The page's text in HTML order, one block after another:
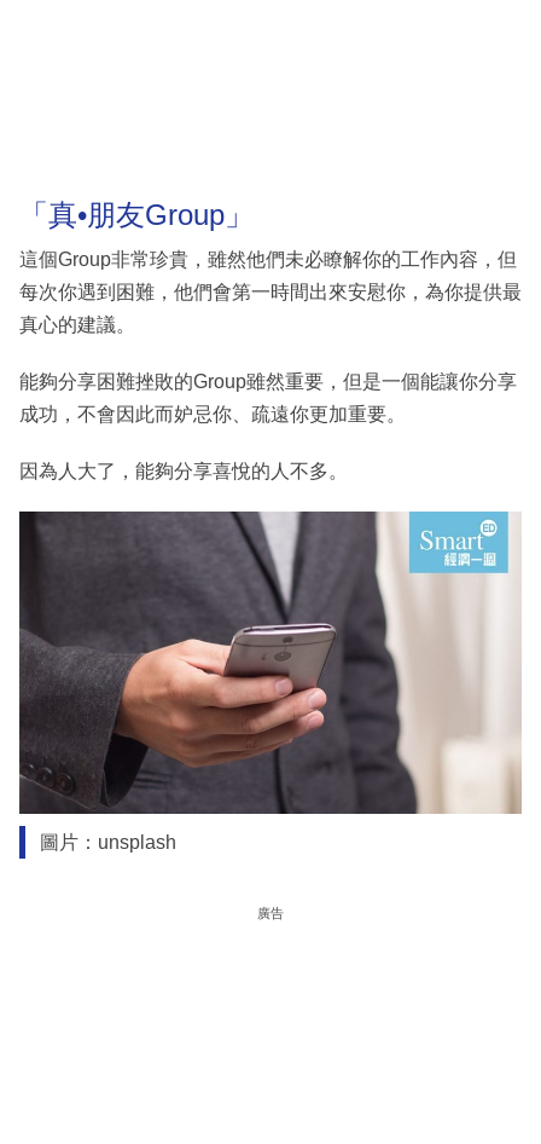
「真•朋友Group」
這個Group非常珍貴，雖然他們未必瞭解你的工作內容，但
每次你遇到困難，他們會第一時間出來安慰你，為你提供最
真心的建議。
能夠分享困難挫敗的Group雖然重要，但是一個能讓你分享
成功，不會因此而妒忌你、疏遠你更加重要。
因為人大了，能夠分享喜悅的人不多。
圖片：unsplash
廣告